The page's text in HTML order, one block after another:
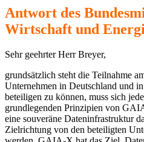
Antwort des
Wirtschaft und
Sehr geehrter Herr Breyer,
grundsätzlich steht die Teilnahme
Unternehmen in Deutschland und
beteiligen zu können, muss sich
grundlegenden Prinzipien von
eine souveräne Dateninfrastruktur
Zielrichtung von den beteiligten